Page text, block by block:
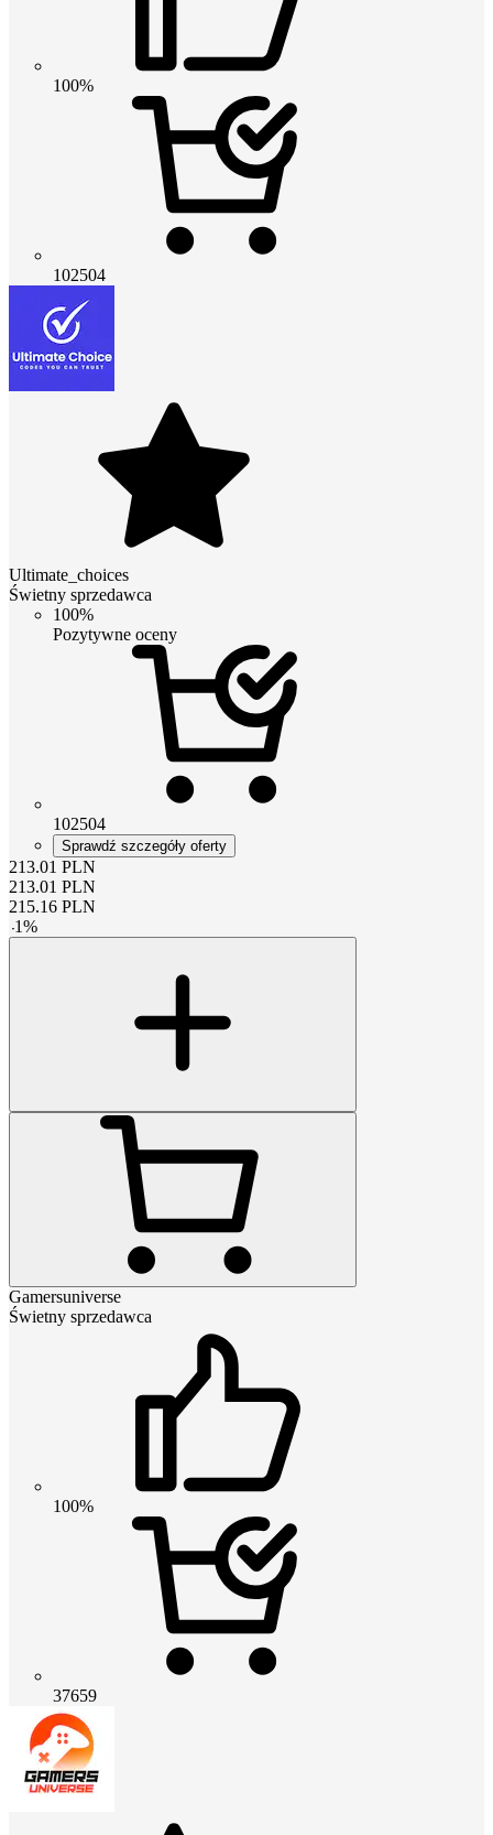
100%
102504
Ultimate_choices
Świetny sprzedawca
100%
Pozytywne oceny
102504
Sprawdź szczegóły oferty
213.01 PLN
213.01 PLN
215.16 PLN
-1%
Gamersuniverse
Świetny sprzedawca
100%
37659